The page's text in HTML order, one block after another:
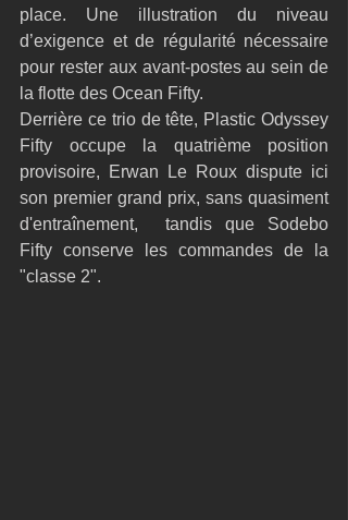
place. Une illustration du niveau
d’exigence et de régularité nécessaire
pour rester aux avant-postes au sein de
la flotte des Ocean Fifty.
Derrière ce trio de tête, Plastic Odyssey
Fifty occupe la quatrième position
provisoire, Erwan Le Roux dispute ici
son premier grand prix, sans quasiment
d'entraînement,  tandis que Sodebo
Fifty conserve les commandes de la
"classe 2".